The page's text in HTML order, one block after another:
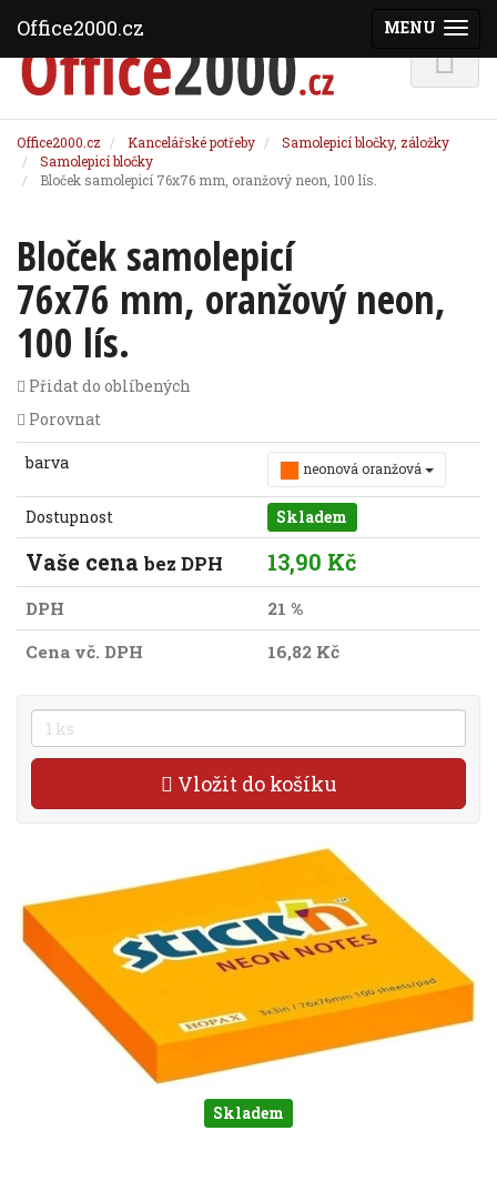
Office2000.cz Kancelářské potřeby
Samolepicí bločky, záložky
Samolepicí bločky
Bloček samolepicí 76x76 mm, oranžový neon, 100 lís.
Bloček samolepicí
76x76 mm, oranžový neon,
100 lís.
Přidat do oblíbených
Porovnat
barva neonová oranžová
Dostupnost Skladem
Vaše cena bez DPH 13,90 Kč
DPH
21 %
Cena vč. DPH
16,82 Kč
Vložit do košíku
Skladem
MENU
Office2000.cz